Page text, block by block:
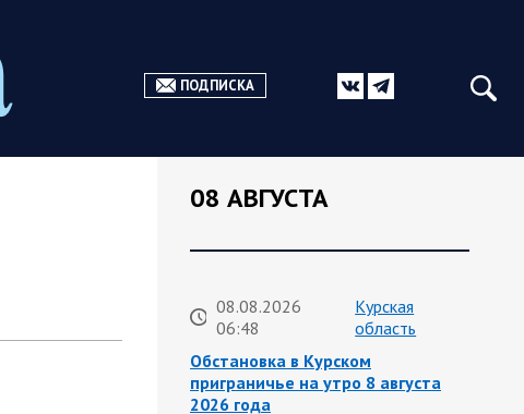
ПОДПИСКА
08 АВГУСТА
08.08.2026
06:48
Курская
область
Обстановка в Курском
приграничье на утро 8 августа
2026 года